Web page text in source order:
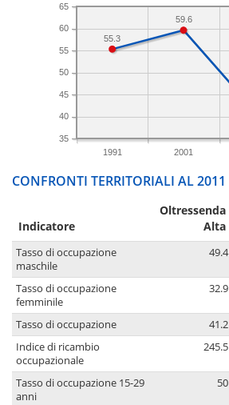
1991 2001
35
40
45
50
55
60
65
59.6
55.3
CONFRONTI TERRITORIALI AL 2011
Indicatore
Oltressenda
Alta
Tasso di occupazione
maschile
49.4
Tasso di occupazione
femminile
32.9
Tasso di occupazione 41.2
Indice di ricambio
occupazionale
245.5
Tasso di occupazione 15-29
anni
50